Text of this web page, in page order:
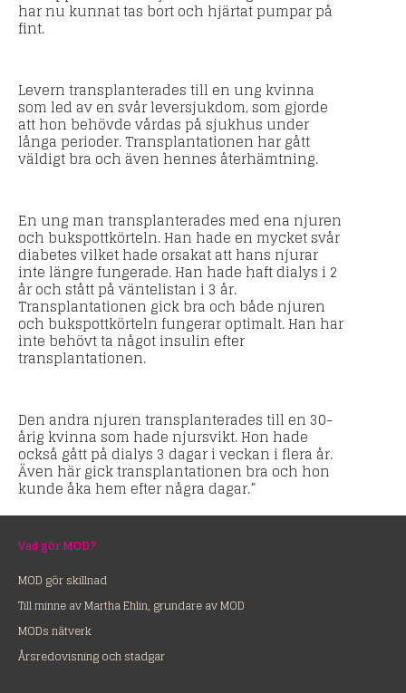
har nu kunnat tas bort och hjärtat pumpar på
fint.
Levern transplanterades till en ung kvinna
som led av en svår leversjukdom, som gjorde
att hon behövde vårdas på sjukhus under
långa perioder. Transplantationen har gått
väldigt bra och även hennes återhämtning.
En ung man transplanterades med ena njuren
och bukspottkörteln. Han hade en mycket svår
diabetes vilket hade orsakat att hans njurar
inte längre fungerade. Han hade haft dialys i 2
år och stått på väntelistan i 3 år.
Transplantationen gick bra och både njuren
och bukspottkörteln fungerar optimalt. Han har
inte behövt ta något insulin efter
transplantationen.
Den andra njuren transplanterades till en 30-
årig kvinna som hade njursvikt. Hon hade
också gått på dialys 3 dagar i veckan i flera år.
Även här gick transplantationen bra och hon
kunde åka hem efter några dagar.”
Vad gör MOD?
MOD gör skillnad
Till minne av Martha Ehlin, grundare av MOD
MODs nätverk
Årsredovisning och stadgar